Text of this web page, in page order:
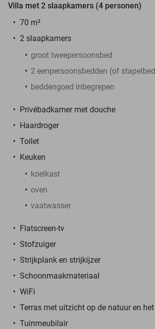
Villa met 2 slaapkamers (4 personen)
70 m²
2 slaapkamers
groot tweepersoonsbed
2 eenpersoonsbedden (of
beddengoed inbegrepen
Privébadkamer met douche
Haardroger
Toilet
Keuken
koelkast
oven
vaatwasser
Flatscreen-tv
Stofzuiger
Strijkplank en strijkijzer
Schoonmaakmateriaal
WiFi
Terras met uitzicht op de natuur en
Tuinmeubilair